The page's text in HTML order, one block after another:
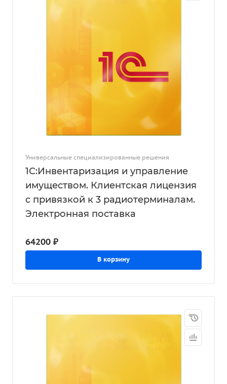
Универсальные специализированные решения
1С:Инвентаризация и управление
имуществом. Клиентская лицензия
с привязкой к 3 радиотерминалам.
Электронная поставка
64200 ₽
В корзину